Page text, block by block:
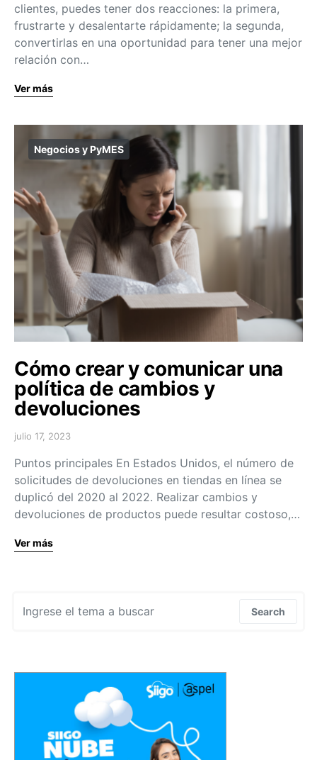
clientes, puedes tener dos reacciones: la primera,
frustrarte y desalentarte rápidamente; la segunda,
convertirlas en una oportunidad para tener una mejor
relación con…
Ver más
Negocios y PyMES
Cómo crear y comunicar una
política de cambios y
devoluciones
julio 17, 2023
Puntos principales En Estados Unidos, el número de
solicitudes de devoluciones en tiendas en línea se
duplicó del 2020 al 2022. Realizar cambios y
devoluciones de productos puede resultar costoso,…
Ver más
Search